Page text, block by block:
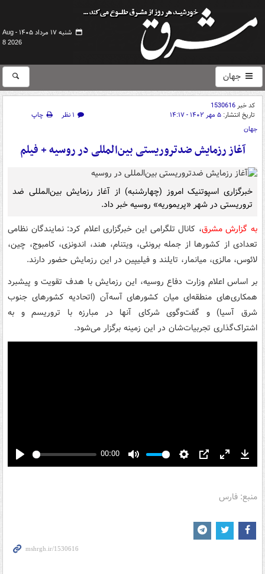
شنبه ۱۷ مرداد ۱۴۰۵ -
Aug
8 2026
جهان
کد خبر1530616
تاریخ انتشار: ۵ مهر ۱۴۰۲ - ۱۴:۱۷ ۱ نظر
چاپ
جهان
آغاز رزمایش ضدتروریستی بین‌المللی در روسیه + فیلم
خبرگزاری اسپوتنیک امروز (چهارشنبه) از آغاز رزمایش بین‌المللی ضد
تروریستی در شهر «پریموریه» روسیه خبر داد.
به گزارش مشرق، کانال تلگرامی این خبرگزاری اعلام کرد: نمایندگان نظامی
تعدادی از کشورها از جمله برونئی، ویتنام، هند، اندونزی، کامبوج، چین،
لائوس، مالزی، میانمار، تایلند و فیلیپین در این رزمایش حضور دارند.
بر اساس اعلام وزارت دفاع روسیه، این رزمایش با هدف تقویت و پیشبرد
همکاری‌های منطقه‌ای میان کشورهای آسه‌آن (اتحادیه کشورهای جنوب
شرق آسیا) و گفت‌وگوی شرکای آنها در مبارزه با تروریسم و به
اشتراک‌گذاری تجربیات‌شان در این زمینه برگزار می‌شود.
Play
00:00
Mute Settings
PIP Enter
منبع: فارس